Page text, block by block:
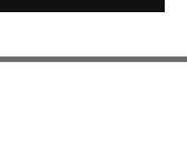
TikTok
Minuto30 en
en LinkedIn
en